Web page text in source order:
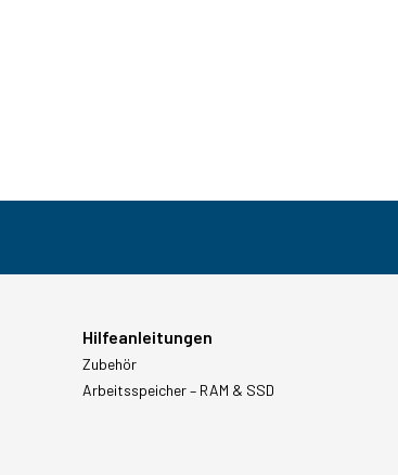
Hilfeanleitungen
Zubehör
Arbeitsspeicher – RAM & SSD